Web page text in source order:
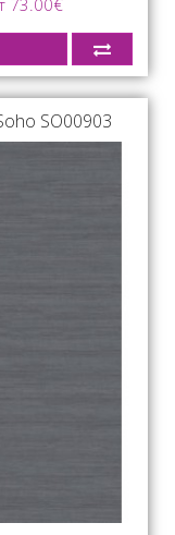
73.00€
SO00903